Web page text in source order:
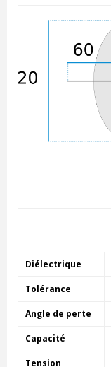
Diélectrique
Tolérance
Angle de perte
Capacité
Tension